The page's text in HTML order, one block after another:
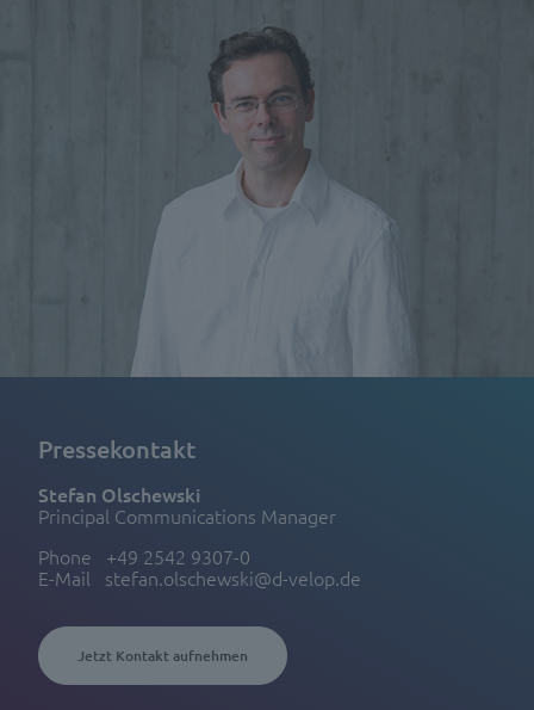
Pressekontakt
Stefan Olschewski
Principal Communications Manager
Phone
+49 2542 9307-0
E-Mail
stefan.olschewski@d-velop.de
Jetzt Kontakt aufnehmen